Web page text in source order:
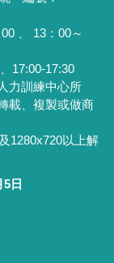
、 13：00～
17:00-17:30
力訓練中心所
載、複製或做商
1280x720以上解
5日